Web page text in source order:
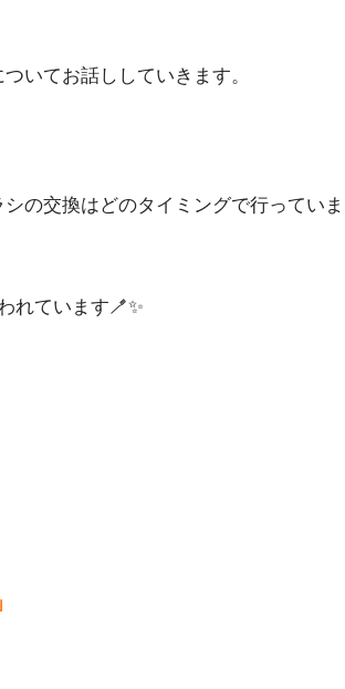
いてお話ししていきます。
の交換はどのタイミングで行っていま
れています🪥✨